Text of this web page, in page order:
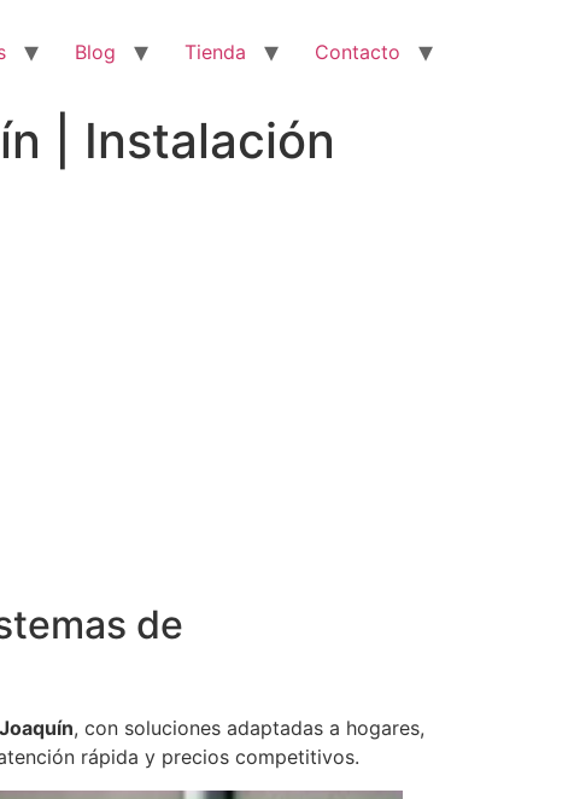
Blog Tienda Contacto
| Instalación
de
, con soluciones adaptadas a hogares,
rápida y precios competitivos.